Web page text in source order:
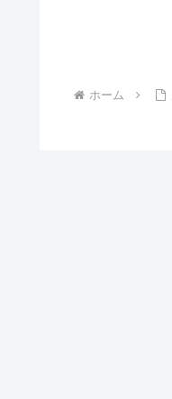
ホーム